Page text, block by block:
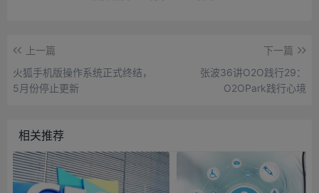
上一篇
火狐手机版操作系统正式终结，
5月份停止更新
下一篇
张波36讲O2O践行29：
O2OPark践行心境
相关推荐